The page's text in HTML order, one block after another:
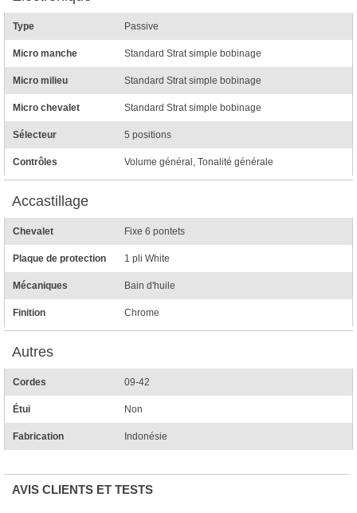
Type Passive
Micro manche Standard Strat simple bobinage
Micro milieu Standard Strat simple bobinage
Micro chevalet Standard Strat simple bobinage
Sélecteur 5 positions
Contrôles Volume général, Tonalité générale
Accastillage
Chevalet Fixe 6 pontets
Plaque de protection 1 pli White
Mécaniques Bain d'huile
Finition Chrome
Autres
Cordes 09-42
Étui Non
Fabrication Indonésie
AVIS CLIENTS ET TESTS